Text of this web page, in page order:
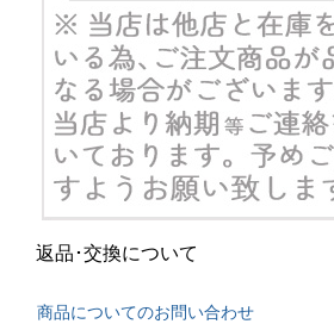
返品･交換について
商品についてのお問い合わせ